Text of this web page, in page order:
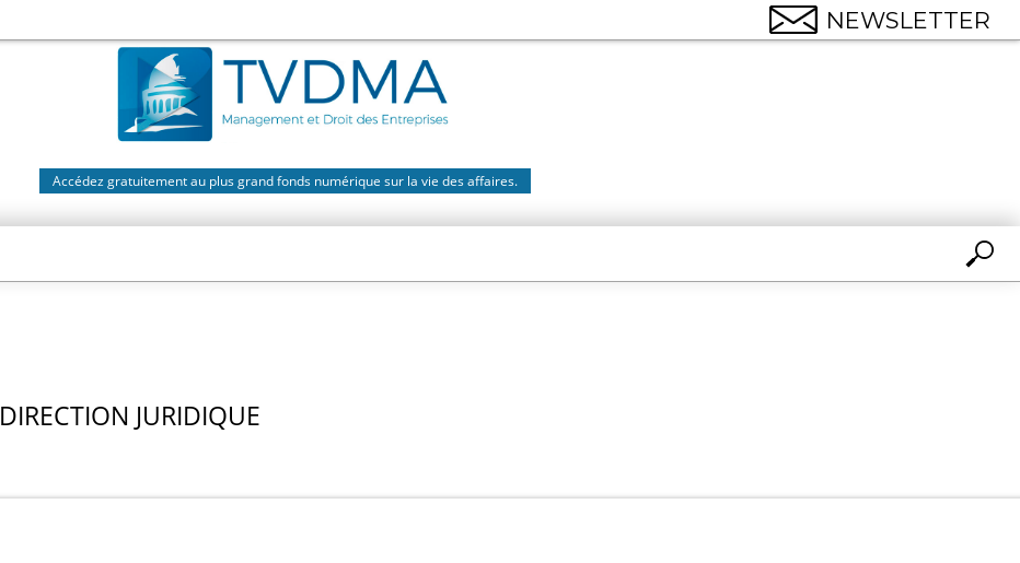
Accédez gratuitement au plus grand fonds numérique sur la vie des affaires.
DIRECTION JURIDIQUE
NEWSLETTER